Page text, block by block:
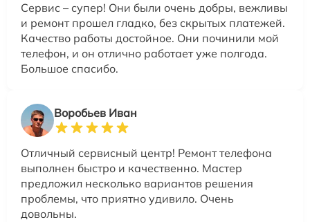
Сервис – супер! Они были очень добры, вежливы
и ремонт прошел гладко, без скрытых платежей.
Качество работы достойное. Они починили мой
телефон, и он отлично работает уже полгода.
Большое спасибо.
Воробьев Иван
Отличный сервисный центр! Ремонт телефона
выполнен быстро и качественно. Мастер
предложил несколько вариантов решения
проблемы, что приятно удивило. Очень
довольны.